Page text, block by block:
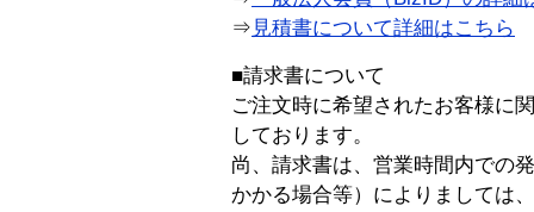
⇒ 見積書について詳細はこちら
■請求書について
ご注文時に希望されたお客様に
しております。
尚、請求書は、営業時間内での
かかる場合等）によりましては